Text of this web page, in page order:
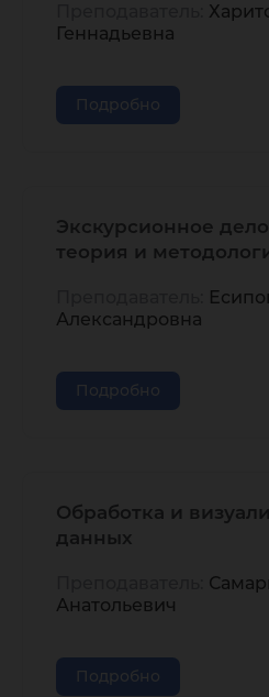
Геннадьевна
Подробно
Экскурсионное
теория и
Александровна
Подробно
Обработка и
данных
Анатольевич
Подробно